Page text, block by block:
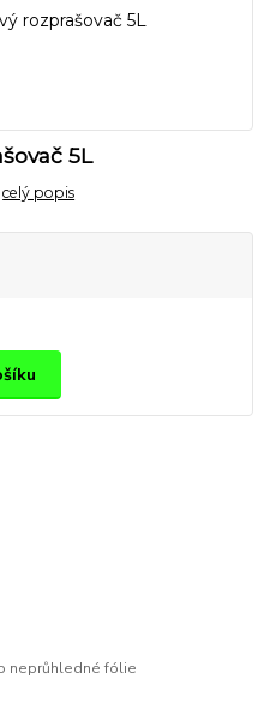
5L
celý popis
neprůhledné fólie